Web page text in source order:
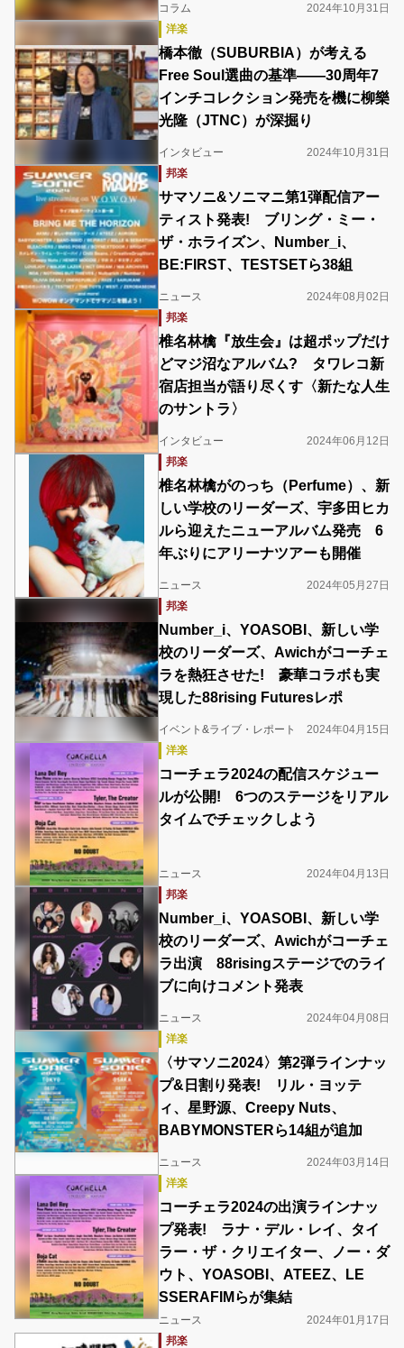
コラム
2024年10月31日
洋楽
橋本徹（SUBURBIA）が考える
Free Soul選曲の基準――30周年7
インチコレクション発売を機に柳樂
光隆（JTNC）が深掘り
インタビュー
2024年10月31日
邦楽
サマソニ&ソニマニ第1弾配信アー
ティスト発表! ブリング・ミー・
ザ・ホライズン、Number_i、
BE:FIRST、TESTSETら38組
ニュース
2024年08月02日
邦楽
椎名林檎『放生会』は超ポップだけ
どマジ沼なアルバム? タワレコ新
宿店担当が語り尽くす〈新たな人生
のサントラ〉
インタビュー
2024年06月12日
邦楽
椎名林檎がのっち（Perfume）、新
しい学校のリーダーズ、宇多田ヒカ
ルら迎えたニューアルバム発売 6
年ぶりにアリーナツアーも開催
ニュース
2024年05月27日
邦楽
Number_i、YOASOBI、新しい学
校のリーダーズ、Awichがコーチェ
ラを熱狂させた! 豪華コラボも実
現した88rising Futuresレポ
イベント&ライブ・レポート
2024年04月15日
洋楽
コーチェラ2024の配信スケジュー
ルが公開! 6つのステージをリアル
タイムでチェックしよう
ニュース
2024年04月13日
邦楽
Number_i、YOASOBI、新しい学
校のリーダーズ、Awichがコーチェ
ラ出演 88risingステージでのライ
ブに向けコメント発表
ニュース
2024年04月08日
洋楽
〈サマソニ2024〉第2弾ラインナッ
プ&日割り発表! リル・ヨッテ
ィ、星野源、Creepy Nuts、
BABYMONSTERら14組が追加
ニュース
2024年03月14日
洋楽
コーチェラ2024の出演ラインナッ
プ発表! ラナ・デル・レイ、タイ
ラー・ザ・クリエイター、ノー・ダ
ウト、YOASOBI、ATEEZ、LE
SSERAFIMらが集結
ニュース
2024年01月17日
邦楽